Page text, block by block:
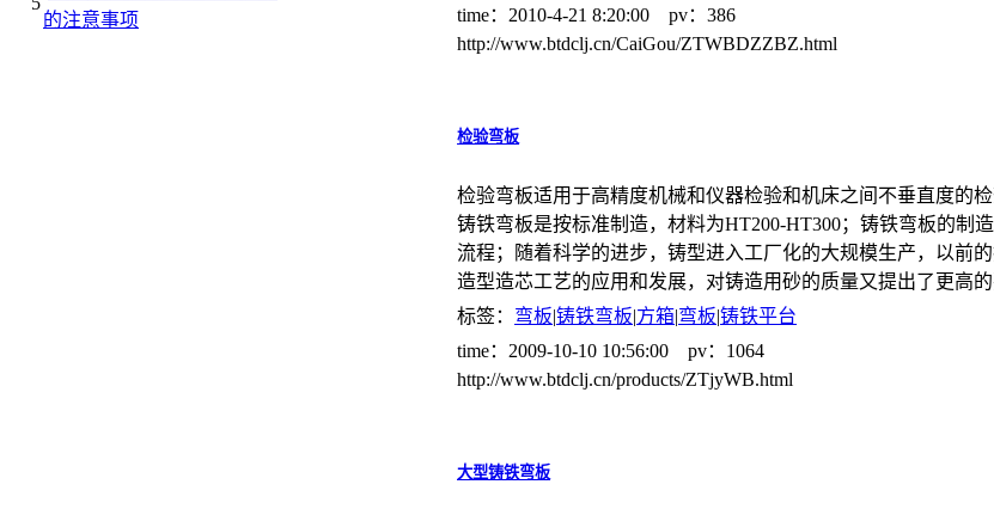
的注意事项
time：2010-4-21 8:20:00 pv：386
http://www.btdclj.cn/CaiGou/ZTWBDZZBZ.html
检验弯板
检验弯板适用于高精度机械和仪器检验和机床之间不垂直度的
铸铁弯板是按标准制造，材料为HT200-HT300；铸铁弯板的制
流程；随着科学的进步，铸型进入工厂化的大规模生产，以前
造型造芯工艺的应用和发展，对铸造用砂的质量又提出了更高的
标签： 弯板|铸铁弯板|方箱|弯板|铸铁平台
time：2009-10-10 10:56:00 pv：1064
http://www.btdclj.cn/products/ZTjyWB.html
大型铸铁弯板